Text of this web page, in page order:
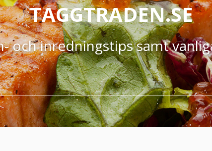
TAGGTRADEN.SE
och inredningstips samt